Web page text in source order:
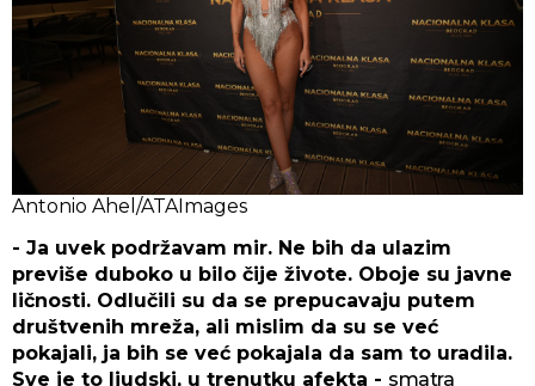
Antonio Ahel/ATAImages
- Ja uvek podržavam mir. Ne bih da ulazim
previše duboko u bilo čije živote. Oboje su javne
ličnosti. Odlučili su da se prepucavaju putem
društvenih mreža, ali mislim da su se već
pokajali, ja bih se već pokajala da sam to uradila.
Sve je to ljudski, u trenutku afekta - smatra